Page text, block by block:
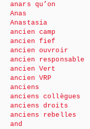
anars qu’on
Anas
Anastasia
ancien camp
ancien fief
ancien ouvroir
ancien responsable
ancien Vert
ancien VRP
anciens
anciens collègues
anciens droits
anciens rebelles
and